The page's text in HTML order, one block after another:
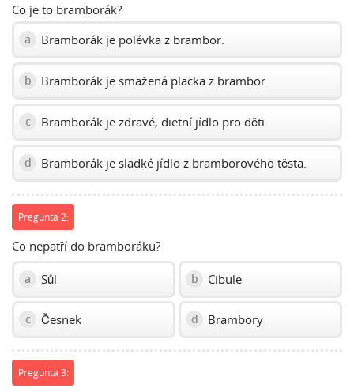
Co je to bramborák?
a Bramborák je polévka z brambor.
b Bramborák je smažená placka z brambor.
c Bramborák je zdravé, dietní jídlo pro děti.
d Bramborák je sladké jídlo z bramborového těsta.
Pregunta 2:
Co nepatří do bramboráku?
a Sůl b Cibule
c Česnek d Brambory
Pregunta 3: